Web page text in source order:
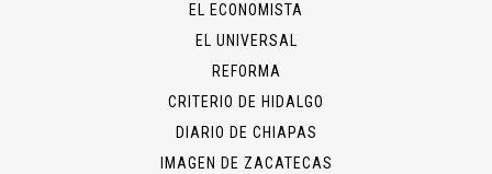
EL ECONOMISTA
EL UNIVERSAL
REFORMA
CRITERIO DE HIDALGO
DIARIO DE CHIAPAS
IMAGEN DE ZACATECAS